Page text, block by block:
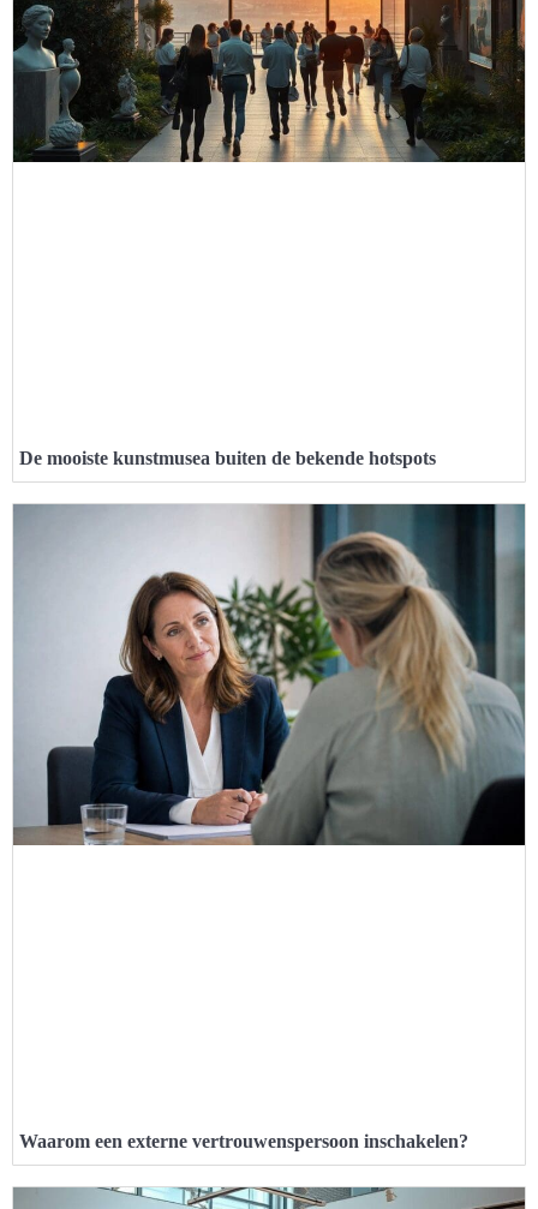
De mooiste kunstmusea buiten de bekende hotspots
Waarom een externe vertrouwenspersoon inschakelen?